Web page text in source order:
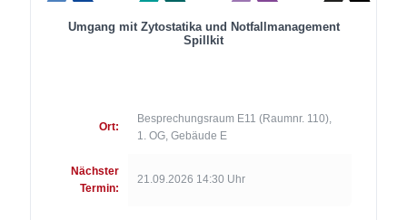
Umgang mit Zytostatika und Notfallmanagement
Spillkit
Ort:
Besprechungsraum E11 (Raumnr. 110),
1. OG, Gebäude E
Nächster
Termin:
21.09.2026 14:30 Uhr